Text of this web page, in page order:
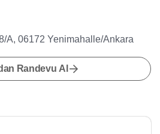
A, 06172 Yenimahalle/Ankara
Randevu Al